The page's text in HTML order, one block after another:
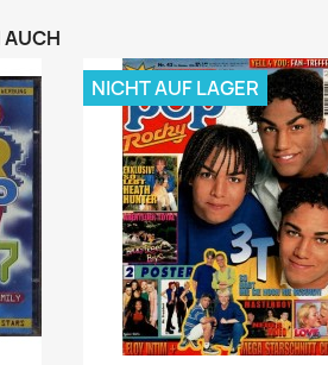
AUCH
NICHT AUF LAGER